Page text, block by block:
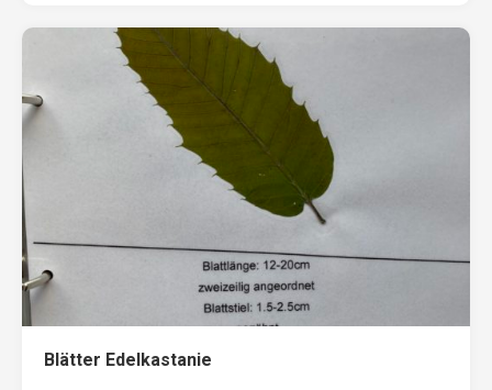
Blätter Edelkastanie